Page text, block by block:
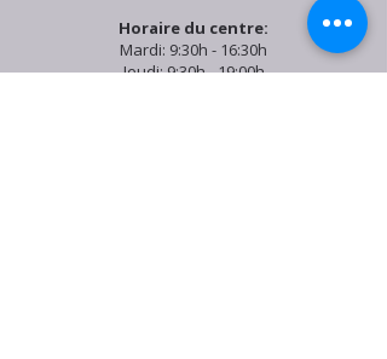
Horaire du centre:
Mardi: 9:30h - 16:30h
Jeudi: 9:30h - 19:00h